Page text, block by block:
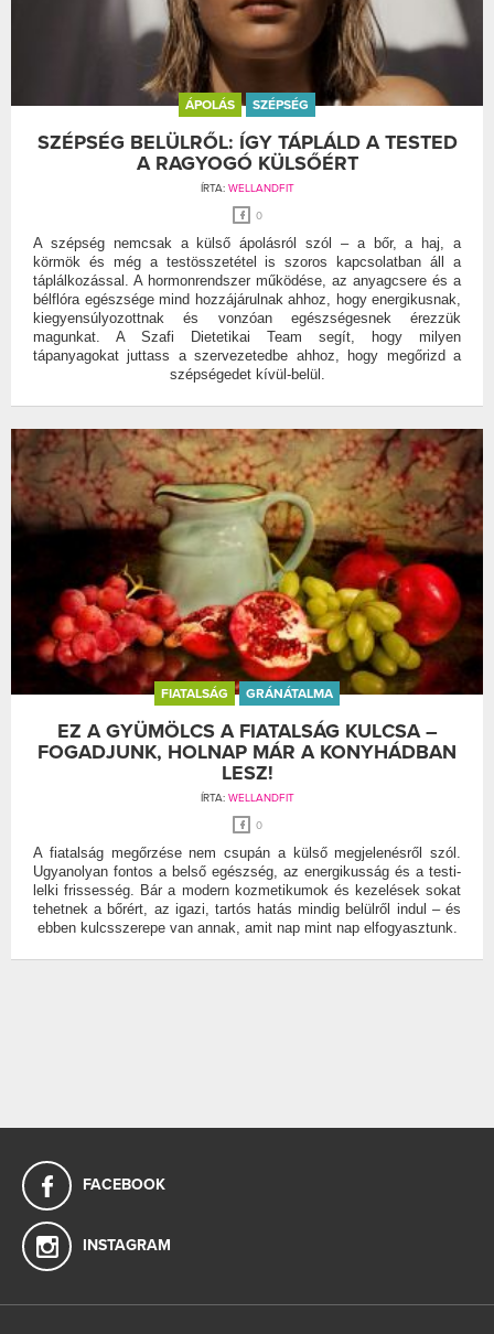
ÁPOLÁS SZÉPSÉG
SZÉPSÉG BELÜLRŐL: ÍGY TÁPLÁLD A TESTED
A RAGYOGÓ KÜLSŐÉRT
ÍRTA: WELLANDFIT
0
A szépség nemcsak a külső ápolásról szól – a bőr, a haj, a
körmök és még a testösszetétel is szoros kapcsolatban áll a
táplálkozással. A hormonrendszer működése, az anyagcsere és a
bélflóra egészsége mind hozzájárulnak ahhoz, hogy energikusnak,
kiegyensúlyozottnak és vonzóan egészségesnek érezzük
magunkat. A Szafi Dietetikai Team segít, hogy milyen
tápanyagokat juttass a szervezetedbe ahhoz, hogy megőrizd a
szépségedet kívül-belül.
FIATALSÁG GRÁNÁTALMA
EZ A GYÜMÖLCS A FIATALSÁG KULCSA –
FOGADJUNK, HOLNAP MÁR A KONYHÁDBAN
LESZ!
ÍRTA: WELLANDFIT
0
A fiatalság megőrzése nem csupán a külső megjelenésről szól.
Ugyanolyan fontos a belső egészség, az energikusság és a testi-
lelki frissesség. Bár a modern kozmetikumok és kezelések sokat
tehetnek a bőrért, az igazi, tartós hatás mindig belülről indul – és
ebben kulcsszerepe van annak, amit nap mint nap elfogyasztunk.
FACEBOOK
INSTAGRAM